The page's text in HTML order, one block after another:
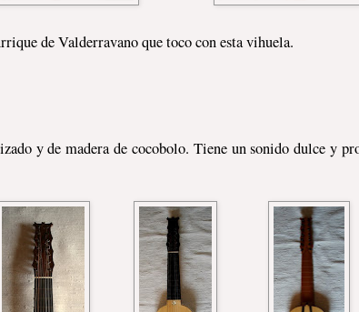
de Valderravano que toco con esta vihuela.
y de madera de cocobolo. Tiene un sonido dulce y